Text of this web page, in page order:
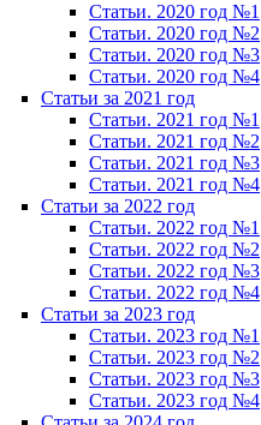
Статьи. 2020 год №1
Статьи. 2020 год №2
Статьи. 2020 год №3
Статьи. 2020 год №4
Статьи за 2021 год
Статьи. 2021 год №1
Статьи. 2021 год №2
Статьи. 2021 год №3
Статьи. 2021 год №4
Статьи за 2022 год
Статьи. 2022 год №1
Статьи. 2022 год №2
Статьи. 2022 год №3
Статьи. 2022 год №4
Статьи за 2023 год
Статьи. 2023 год №1
Статьи. 2023 год №2
Статьи. 2023 год №3
Статьи. 2023 год №4